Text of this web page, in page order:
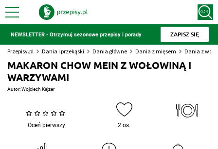
NEWSLETTER - Otrzymuj sezonowe przepisy i porady ZAPISZ SIĘ
Przepisy.pl Dania i przekąski Dania główne Dania z mięsem Dania z
MAKARON CHOW MEIN Z WOŁOWINĄ I
WARZYWAMI
Autor:Wojciech Kajzer
Oceń pierwszy 2 os.